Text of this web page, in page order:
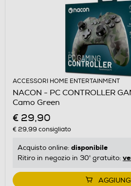
ACCESSORI HOME ENTERTAINMENT
NACON - PC CONTROLLER
Camo Green
€ 29,90
€ 29,99 consigliato
Acquisto online: disponibile
Ritiro in negozio in 30' gratuito: